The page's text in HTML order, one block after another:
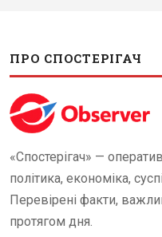
ПРО СПОСТЕРІГАЧ
«Спостерігач» —
політика, економіка,
Перевірені факти,
протягом дня.